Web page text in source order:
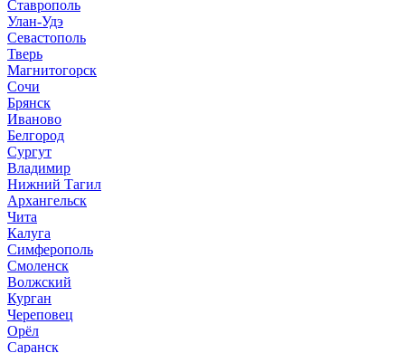
Ставрополь
Улан-Удэ
Севастополь
Тверь
Магнитогорск
Сочи
Брянск
Иваново
Белгород
Сургут
Владимир
Нижний Тагил
Архангельск
Чита
Калуга
Симферополь
Смоленск
Волжский
Курган
Череповец
Орёл
Саранск